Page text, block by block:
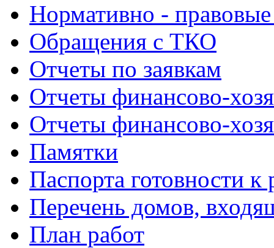
Нормативно -
Обращения с ТКО
Отчеты по заявкам
Отчеты финансово-
Отчеты финансово-
Памятки
Паспорта готовности
Перечень домов,
План работ